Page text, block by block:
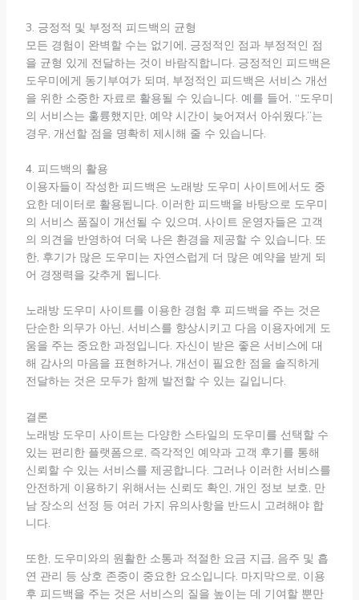
3. 긍정적 및 부정적 피드백의 균형
모든 경험이 완벽할 수는 없기에, 긍정적인 점과 부정적인 점
을 균형 있게 전달하는 것이 바람직합니다. 긍정적인 피드백은
도우미에게 동기부여가 되며, 부정적인 피드백은 서비스 개선
을 위한 소중한 자료로 활용될 수 있습니다. 예를 들어, “도우미
의 서비스는 훌륭했지만, 예약 시간이 늦어져서 아쉬웠다.”는
경우, 개선할 점을 명확히 제시해 줄 수 있습니다.
4. 피드백의 활용
이용자들이 작성한 피드백은 노래방 도우미 사이트에서도 중
요한 데이터로 활용됩니다. 이러한 피드백을 바탕으로 도우미
의 서비스 품질이 개선될 수 있으며, 사이트 운영자들은 고객
의 의견을 반영하여 더욱 나은 환경을 제공할 수 있습니다. 또
한, 후기가 많은 도우미는 자연스럽게 더 많은 예약을 받게 되
어 경쟁력을 갖추게 됩니다.
노래방 도우미 사이트를 이용한 경험 후 피드백을 주는 것은
단순한 의무가 아닌, 서비스를 향상시키고 다음 이용자에게 도
움을 주는 중요한 과정입니다. 자신이 받은 좋은 서비스에 대
해 감사의 마음을 표현하거나, 개선이 필요한 점을 솔직하게
전달하는 것은 모두가 함께 발전할 수 있는 길입니다.
결론
노래방 도우미 사이트는 다양한 스타일의 도우미를 선택할 수
있는 편리한 플랫폼으로, 즉각적인 예약과 고객 후기를 통해
신뢰할 수 있는 서비스를 제공합니다. 그러나 이러한 서비스를
안전하게 이용하기 위해서는 신뢰도 확인, 개인 정보 보호, 만
남 장소의 선정 등 여러 가지 유의사항을 반드시 고려해야 합
니다.
또한, 도우미와의 원활한 소통과 적절한 요금 지급, 음주 및 흡
연 관리 등 상호 존중이 중요한 요소입니다. 마지막으로, 이용
후 피드백을 주는 것은 서비스의 질을 높이는 데 기여할 뿐만